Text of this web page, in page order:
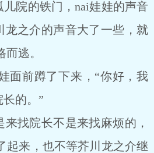
院的铁门，nai娃娃的声音
龙之介的声音大了一些，就
逃。
面前蹲了下来，“你好，我
的。”
找院长不是来找麻烦的，
起来，也不等芥川龙之介继